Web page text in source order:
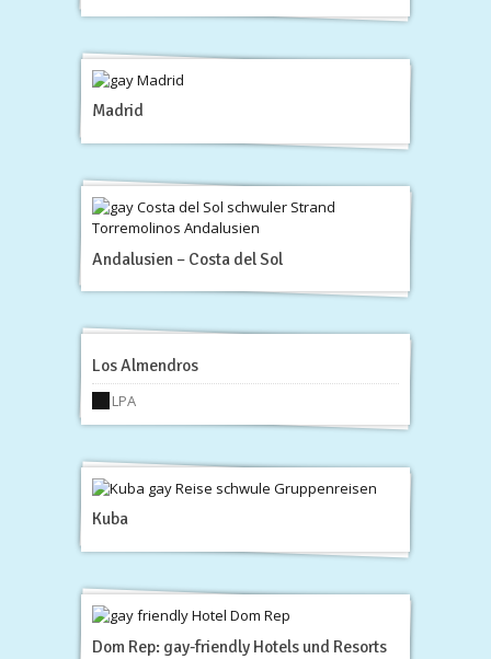
Madrid
Andalusien – Costa del Sol
Los Almendros
LPA
Kuba
Dom Rep: gay-friendly Hotels und Resorts